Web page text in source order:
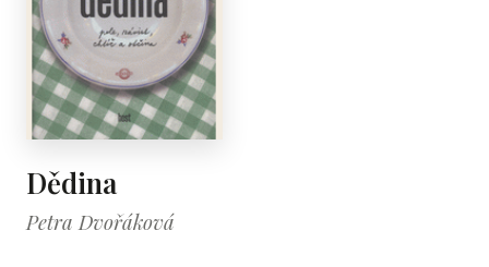
Dědina
Petra Dvořáková